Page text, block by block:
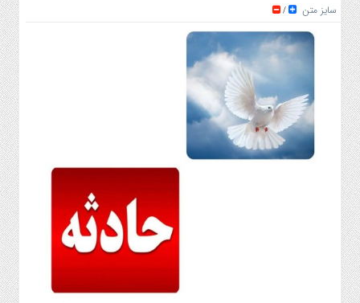
سایز متن
/